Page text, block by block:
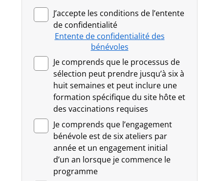
J’accepte les conditions de l’entente
de confidentialité
Entente de confidentialité des
bénévoles
Je comprends que le processus de
sélection peut prendre jusqu’à six à
huit semaines et peut inclure une
formation spécifique du site hôte et
des vaccinations requises
Je comprends que l’engagement
bénévole est de six ateliers par
année et un engagement initial
d’un an lorsque je commence le
programme